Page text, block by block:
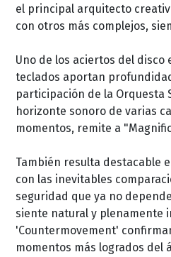
el principal arquitecto
con otros más complejos,
Uno de los aciertos del disco
teclados aportan
participación de la Orquesta
horizonte sonoro de varias
momentos, remite a
También resulta destacable
con las inevitables
seguridad que ya no
siente natural y plenamente
'Countermovement'
momentos más logrados del